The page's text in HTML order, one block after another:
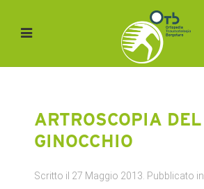
ARTROSCOPIA DEL
GINOCCHIO
Scritto il 27 Maggio 2013 . Pubblicato in